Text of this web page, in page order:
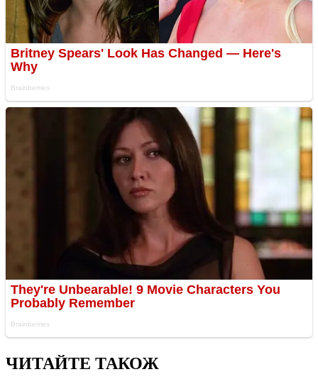
ЧИТАЙТЕ ТАКОЖ